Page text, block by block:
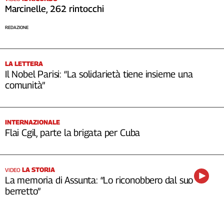
Marcinelle, 262 rintocchi
REDAZIONE
LA LETTERA
Il Nobel Parisi: “La solidarietà tiene insieme una
comunità”
INTERNAZIONALE
Flai Cgil, parte la brigata per Cuba
VIDEO LA STORIA
La memoria di Assunta: “Lo riconobbero dal suo
berretto”